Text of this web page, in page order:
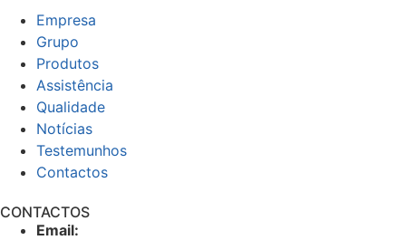
Empresa
Grupo
Produtos
Assistência
Qualidade
Notícias
Testemunhos
Contactos
CONTACTOS
Email: